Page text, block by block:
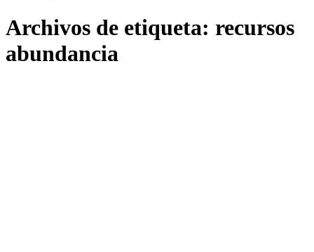
Archivos de etiqueta: recursos
abundancia